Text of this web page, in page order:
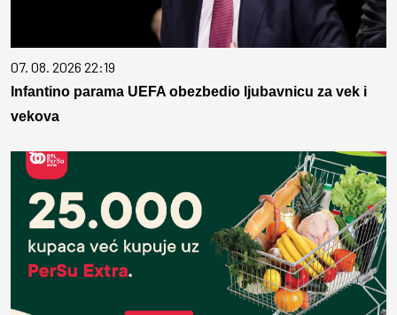
07. 08. 2026 22:19
Infantino parama UEFA obezbedio ljubavnicu za vek i
vekova